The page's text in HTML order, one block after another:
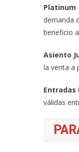
Platinum
demanda
beneficio
Asiento
la venta a
Entradas
válidas